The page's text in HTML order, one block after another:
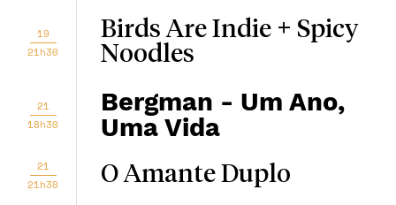
19
21h30
Birds Are Indie + Spicy
Noodles
21
18h30
Bergman - Um Ano,
Uma Vida
21
21h30
O Amante Duplo